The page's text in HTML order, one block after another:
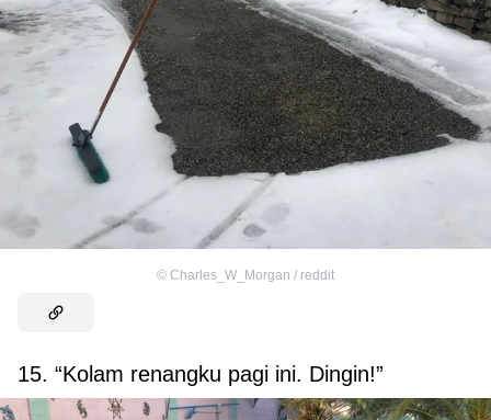
© Charles_W_Morgan / reddit
15. “Kolam renangku pagi ini. Dingin!”